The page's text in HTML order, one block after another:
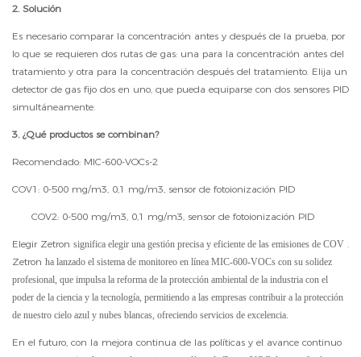
2. Solución
Es necesario comparar la concentración antes y después de la prueba, por
lo que se requieren dos rutas de gas: una para la concentración antes del
tratamiento y otra para la concentración después del tratamiento. Elija un
detector de gas fijo dos en uno, que pueda equiparse con dos sensores PID
simultáneamente.
3. ¿Qué productos se combinan?
Recomendado: MIC-600-VOCs-2
COV1: 0-500 mg/m3, 0,1 mg/m3, sensor de fotoionización PID
COV2: 0-500 mg/m3, 0,1 mg/m3, sensor de fotoionización PID
Elegir Zetron significa elegir una gestión precisa y eficiente de las emisiones de COV .
Zetron ha lanzado el sistema de monitoreo en línea MIC-600-VOCs con su solidez
profesional, que impulsa la reforma de la protección ambiental de la industria con el
poder de la ciencia y la tecnología, permitiendo a las empresas contribuir a la protección
de nuestro cielo azul y nubes blancas, ofreciendo servicios de excelencia.
En el futuro, con la mejora continua de las políticas y el avance continuo